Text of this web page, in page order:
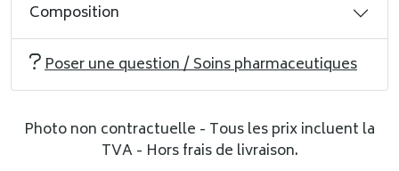
Composition
Poser une question / Soins pharmaceutiques
Photo non contractuelle - Tous les prix incluent la
TVA - Hors frais de livraison.